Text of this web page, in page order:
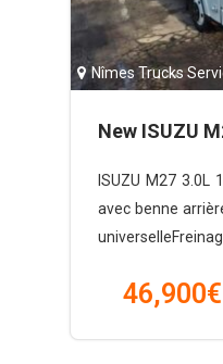
New ISUZU
type
Nîmes Trucks
ISUZU M27 3.0L
avec benne
46,900€